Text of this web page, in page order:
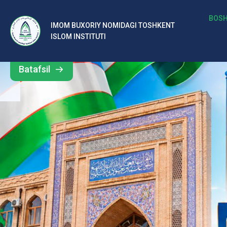
IMOM BUXORIY NOMIDAGI TOSHKENT
ISLOM INSTITUTI
b
al
ar
o‘
rt
a
si
d
Barcha
yangiliklar
Batafsil